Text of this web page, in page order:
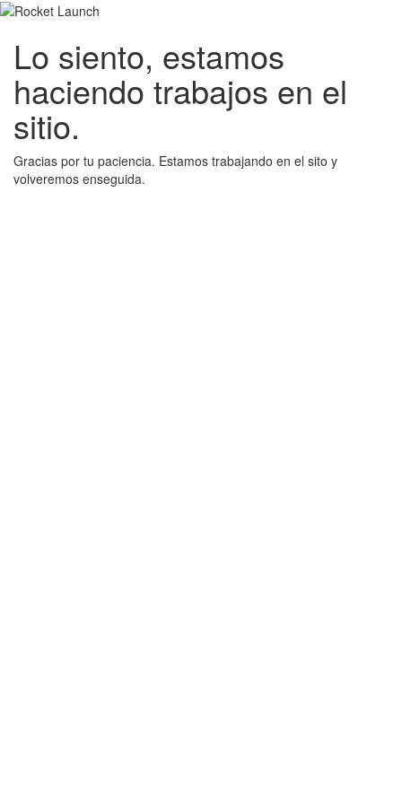
Lo siento, estamos
haciendo trabajos en el
sitio.
Gracias por tu paciencia. Estamos trabajando en el sito y
volveremos enseguida.